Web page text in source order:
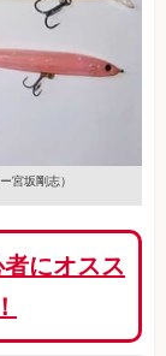
宮坂剛志）
にオスス